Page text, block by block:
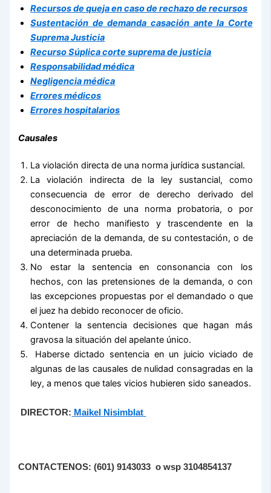
Recursos de queja en caso de rechazo de recursos
Sustentación de demanda casación ante la Corte
Suprema Justicia
Recurso Súplica corte suprema de justicia
Responsabilidad médica
Negligencia médica
Errores médicos
Errores hospitalarios
Causales
La violación directa de una norma jurídica sustancial.
La violación indirecta de la ley sustancial, como
consecuencia de error de derecho derivado del
desconocimiento de una norma probatoria, o por
error de hecho manifiesto y trascendente en la
apreciación de la demanda, de su contestación, o de
una determinada prueba.
No estar la sentencia en consonancia con los
hechos, con las pretensiones de la demanda, o con
las excepciones propuestas por el demandado o que
el juez ha debido reconocer de oficio.
Contener la sentencia decisiones que hagan más
gravosa la situación del apelante único.
Haberse dictado sentencia en un juicio viciado de
algunas de las causales de nulidad consagradas en la
ley, a menos que tales vicios hubieren sido saneados.
DIRECTOR: Maikel Nisimblat
CONTACTENOS: (601) 9143033 o wsp 3104854137